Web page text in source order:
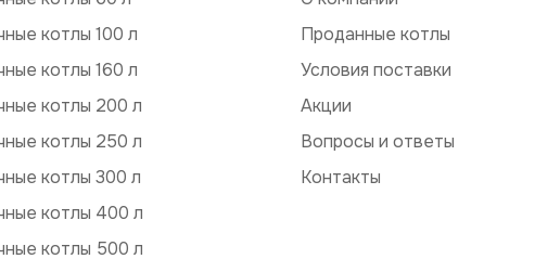
котлы 100 л
котлы 160 л
котлы 200 л
котлы 250 л
котлы 300 л
котлы 400 л
котлы 500 л
Проданные котлы
Условия поставки
Акции
Вопросы и ответы
Контакты